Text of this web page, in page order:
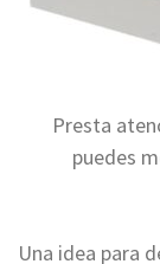
Presta
puedes
Una idea para